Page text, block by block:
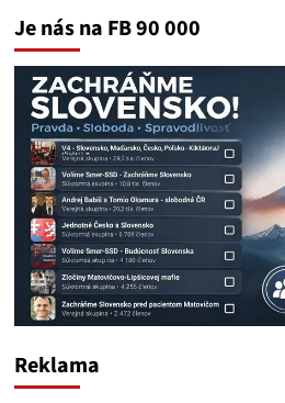
Je nás na FB 90 000
Reklama